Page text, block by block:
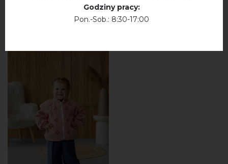
WYSZUKAJ PODOBNE PRODUKTY
Godziny pracy:
Pon.-Sob.: 8:30-17:00